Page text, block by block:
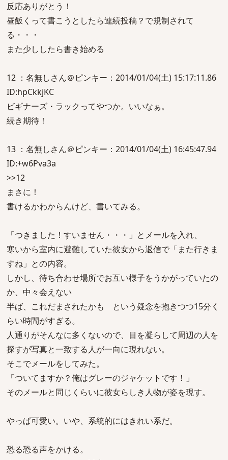
反応ありがとう！
昼飯くって書こうとしたら連続投稿？で規制されて
る・・・
また少ししたら書き始める
12 ：名無しさん＠ピンキー：2014/01/04(土) 15:17:11.86
ID:hpCkkjKC
ビギナーズ・ラックってやつか。いいなぁ。
続き期待！
13 ：名無しさん＠ピンキー：2014/01/04(土) 16:45:47.94
ID:+w6Pva3a
>>12
まさに！
書けるかわからんけど、書いてみる。
「つきました！すいません・・・」とメールを入れ、
寒いから室内に避難していた彼女から返信で「また行きま
すね」との内容。
しかし、待ち合わせ場所でお互い様子をうかがっていたの
か、中々会えない
半ば、これだまされたかも という疑念を抱きつつ15分く
らい時間がすぎる。
人通りがそんなに多くないので、目を凝らして周辺の人を
探すが写真と一致する人が一向に現れない。
そこでメールをしてみた。
「ついてますか？俺はグレーのジャケットです！」
そのメールと同じくらいに彼女らしき人物が姿を現す。
やっぱ可愛い。いや、系統的にはきれい系だ。
恐る恐る声をかける。